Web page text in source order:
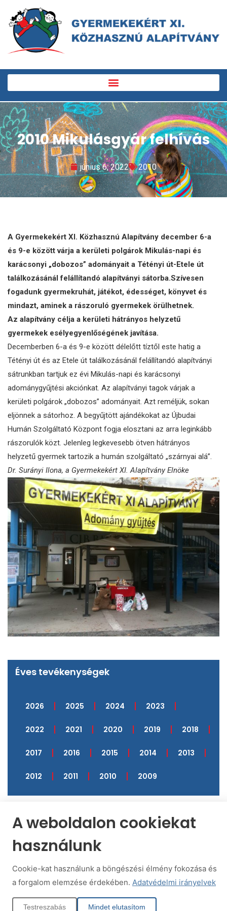
2010 Mikulásgyár felhívás
június 6, 2022 2010
A Gyermekekért XI. Közhasznú Alapít­vány december 6-a
és 9-e között várja a kerületi polgárok Mikulás-napi és
karácsonyi „dobozos” adományait a Tétényi út-Etele út
találkozásánál felállítandó alapítványi sátorba.Szívesen
fogadunk gyermekruhát, játékot, édességet, köny­vet és
mindazt, aminek a rászoruló gyer­mekek örülhetnek.
Az alapítvány célja a kerületi hátrányos helyzetű
gyermekek esélyegyenlőségének javítása.
Decemberben 6-a és 9-e között délelőtt tíztől este hatig a
Tétényi út és az Etele út talál­kozásánál felállítandó alapítványi
sátrunkban tartjuk ez évi Mikulás-napi és karácsonyi
adománygyűjtési akciónkat. Az alapítványi tagok várjak a
kerületi polgárok „dobozos” adományait. Azt reméljük, sokan
eljönnek a sátorhoz. A begyűjtött ajándékokat az Újbudai
Humán Szolgáltató Központ fogja elosztani az arra leginkább
rászorulók közt. Jelenleg legke­vesebb ötven hátrányos
helyzetű gyermek tartozik a humán szolgáltató „szárnyai alá”.
Dr. Surányi Ilona, a Gyermekekért XI. Alapítvány Elnöke
Éves tevékenységek
2026 2025 2024 2023
2022 2021 2020 2019 2018
2017 2016 2015 2014 2013
2012 2011 2010 2009
KORÁBBI
A weboldalon cookiekat
használunk
Cookie-kat használunk a böngészési élmény fokozása és
a forgalom elemzése érdekében. Adatvédelmi irányelvek
Testreszabás Mindet elutasítom